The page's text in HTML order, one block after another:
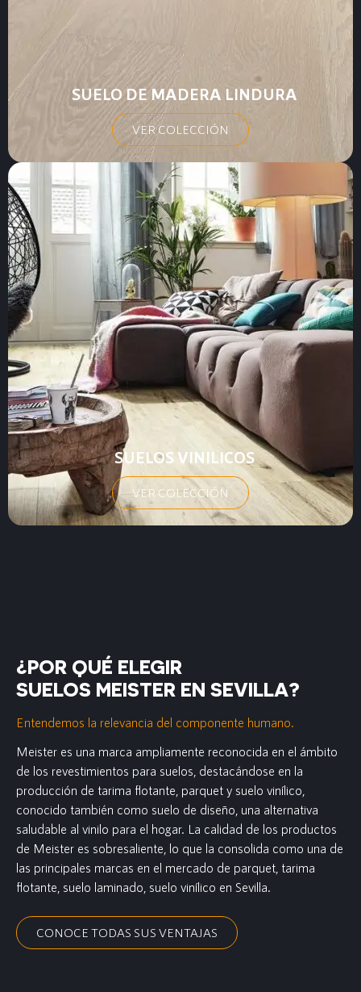
SUELO DE MADERA LINDURA
VER COLECCIÓN
SUELOS VINILICOS
VER COLECCIÓN
¿POR QUÉ ELEGIR
SUELOS MEISTER EN SEVILLA?
Entendemos la relevancia del componente humano.
Meister es una marca ampliamente reconocida en el ámbito
de los revestimientos para suelos, destacándose en la
producción de tarima flotante, parquet y suelo vinílico,
conocido también como suelo de diseño, una alternativa
saludable al vinilo para el hogar. La calidad de los productos
de Meister es sobresaliente, lo que la consolida como una de
las principales marcas en el mercado de parquet, tarima
flotante, suelo laminado, suelo vinílico en Sevilla.
CONOCE TODAS SUS VENTAJAS